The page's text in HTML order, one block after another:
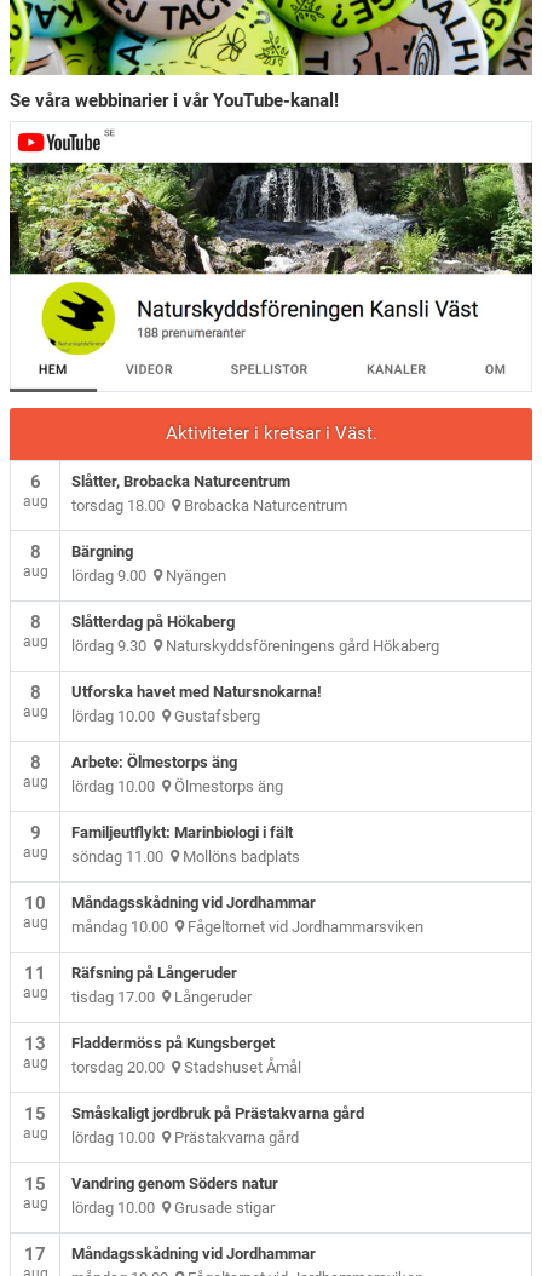
Se våra webbinarier i vår YouTube-kanal!
Aktiviteter i kretsar i Väst.
6
aug
Slåtter, Brobacka Naturcentrum
torsdag 18.00 Brobacka Naturcentrum
8
aug
Bärgning
lördag 9.00 Nyängen
8
aug
Slåtterdag på Hökaberg
lördag 9.30 Naturskyddsföreningens gård Hökaberg
8
aug
Utforska havet med Natursnokarna!
lördag 10.00 Gustafsberg
8
aug
Arbete: Ölmestorps äng
lördag 10.00 Ölmestorps äng
9
aug
Familjeutflykt: Marinbiologi i fält
söndag 11.00 Mollöns badplats
10
aug
Måndagsskådning vid Jordhammar
måndag 10.00 Fågeltornet vid Jordhammarsviken
11
aug
Räfsning på Långeruder
tisdag 17.00 Långeruder
13
aug
Fladdermöss på Kungsberget
torsdag 20.00 Stadshuset Åmål
15
aug
Småskaligt jordbruk på Prästakvarna gård
lördag 10.00 Prästakvarna gård
15
aug
Vandring genom Söders natur
lördag 10.00 Grusade stigar
17
Måndagsskådning vid Jordhammar